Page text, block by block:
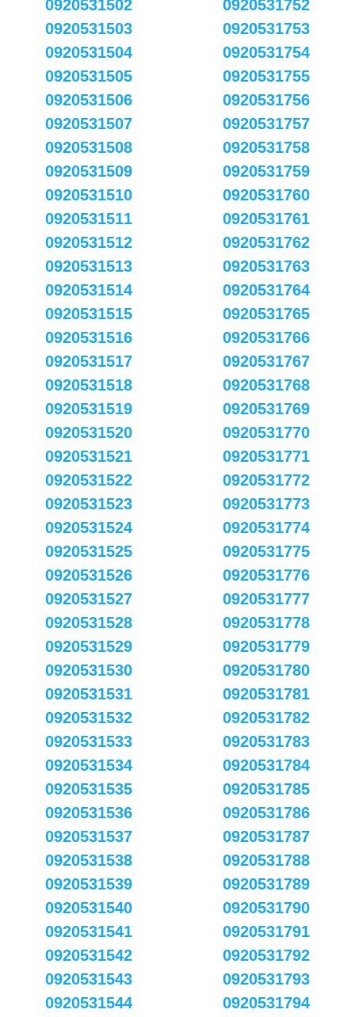
0920531502
0920531503
0920531504
0920531505
0920531506
0920531507
0920531508
0920531509
0920531510
0920531511
0920531512
0920531513
0920531514
0920531515
0920531516
0920531517
0920531518
0920531519
0920531520
0920531521
0920531522
0920531523
0920531524
0920531525
0920531526
0920531527
0920531528
0920531529
0920531530
0920531531
0920531532
0920531533
0920531534
0920531535
0920531536
0920531537
0920531538
0920531539
0920531540
0920531541
0920531542
0920531543
0920531544
0920531752
0920531753
0920531754
0920531755
0920531756
0920531757
0920531758
0920531759
0920531760
0920531761
0920531762
0920531763
0920531764
0920531765
0920531766
0920531767
0920531768
0920531769
0920531770
0920531771
0920531772
0920531773
0920531774
0920531775
0920531776
0920531777
0920531778
0920531779
0920531780
0920531781
0920531782
0920531783
0920531784
0920531785
0920531786
0920531787
0920531788
0920531789
0920531790
0920531791
0920531792
0920531793
0920531794